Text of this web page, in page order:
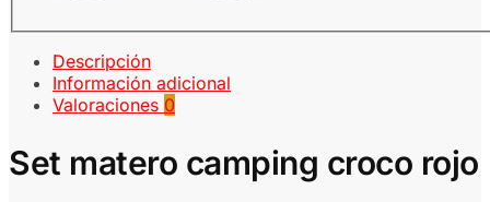
Descripción
Información adicional
Valoraciones 0
Set matero camping croco rojo